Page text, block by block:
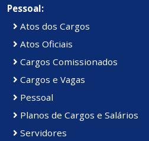
Pessoal:
Atos dos Cargos
Atos Oficiais
Cargos Comissionados
Cargos e Vagas
Pessoal
Planos de Cargos e Salários
Servidores